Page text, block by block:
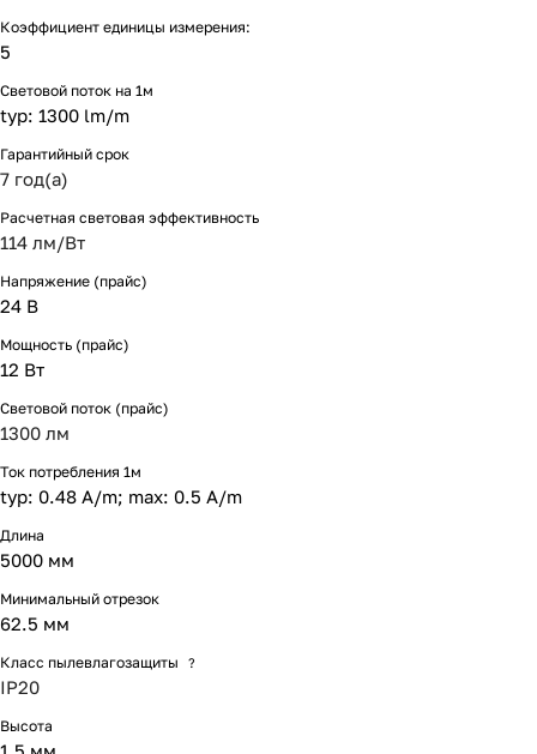
Коэффициент единицы измерения:
5
Световой поток на 1м
typ: 1300 lm/m
Гарантийный срок
7 год(а)
Расчетная световая эффективность
114 лм/Вт
Напряжение (прайс)
24 В
Мощность (прайс)
12 Вт
Световой поток (прайс)
1300 лм
Ток потребления 1м
typ: 0.48 A/m; max: 0.5 A/m
Длина
5000 мм
Минимальный отрезок
62.5 мм
Класс пылевлагозащиты ?
IP20
Высота